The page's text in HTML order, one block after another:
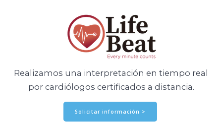
Realizamos una interpretación en tiempo real
por cardiólogos certificados a distancia.
Solicitar información >